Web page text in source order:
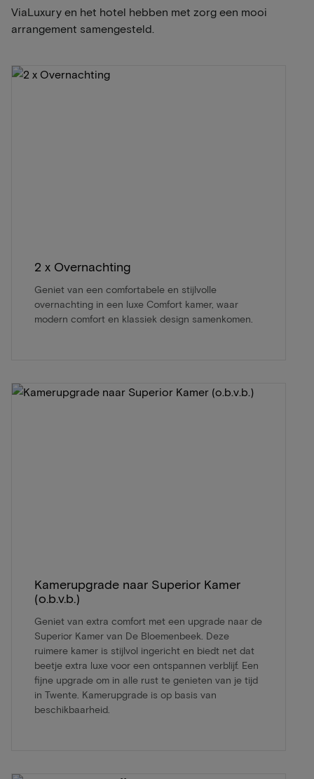
ViaLuxury en het hotel hebben met zorg een mooi
arrangement samengesteld.
2 x Overnachting
Geniet van een comfortabele en stijlvolle
overnachting in een luxe Comfort kamer, waar
modern comfort en klassiek design samenkomen.
Kamerupgrade naar Superior Kamer
(o.b.v.b.)
Geniet van extra comfort met een upgrade naar de
Superior Kamer van De Bloemenbeek. Deze
ruimere kamer is stijlvol ingericht en biedt net dat
beetje extra luxe voor een ontspannen verblijf. Een
fijne upgrade om in alle rust te genieten van je tijd
in Twente. Kamerupgrade is op basis van
beschikbaarheid.